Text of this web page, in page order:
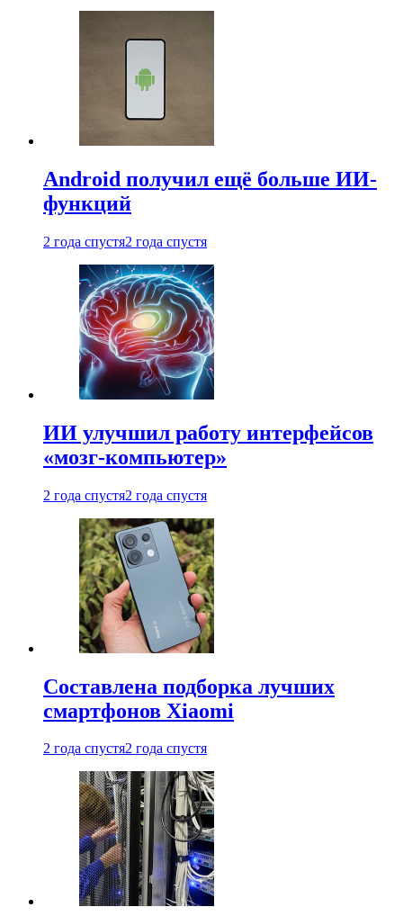
Android получил ещё больше ИИ-
функций
2 года спустя2 года спустя
ИИ улучшил работу интерфейсов
«мозг-компьютер»
2 года спустя2 года спустя
Составлена подборка лучших
смартфонов Xiaomi
2 года спустя2 года спустя